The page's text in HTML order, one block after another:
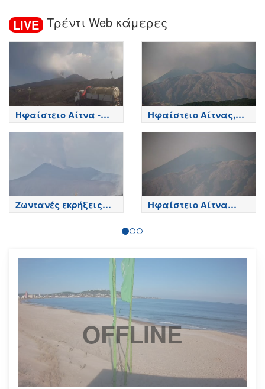
LIVE Τρέντι Web κάμερες
Ηφαίστειο Αίτνα -
Κορυφή κρατήρων,
Ηφαίστειο Αίτνας,
Βόρεια πλευρά - Etna
Ζωντανές εκρήξεις
της Αίτνας
Ηφαίστειο Αίτνα
Τώρα
OFFLINE